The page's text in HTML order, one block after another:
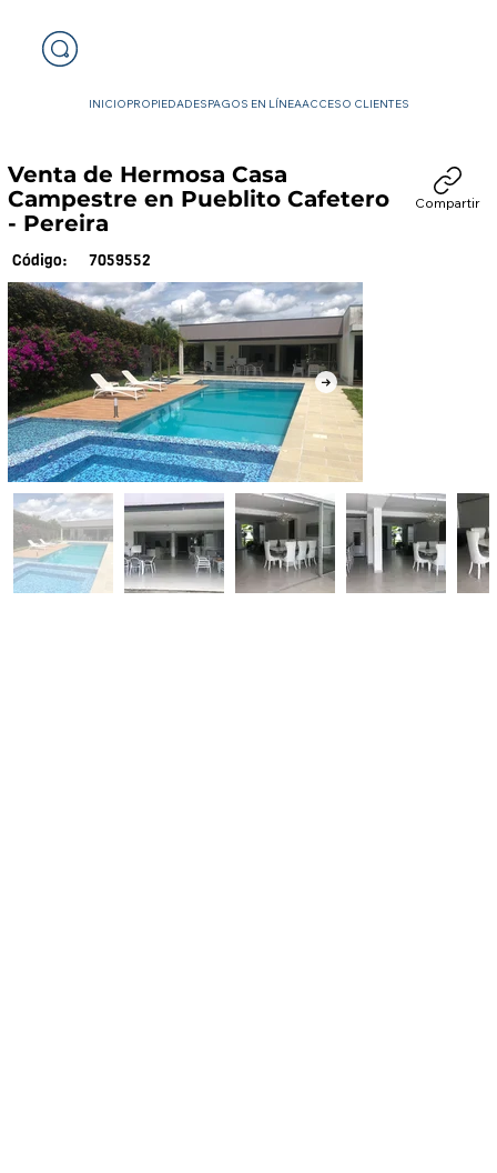
INICIOPROPIEDADESPAGOS EN LÍNEAACCESO CLIENTES
Venta de Hermosa Casa
Campestre en Pueblito Cafetero
- Pereira
Código: 7059552
Compartir